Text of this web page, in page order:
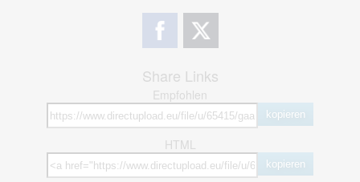
Share Links
Empfohlen
kopieren
HTML
kopieren